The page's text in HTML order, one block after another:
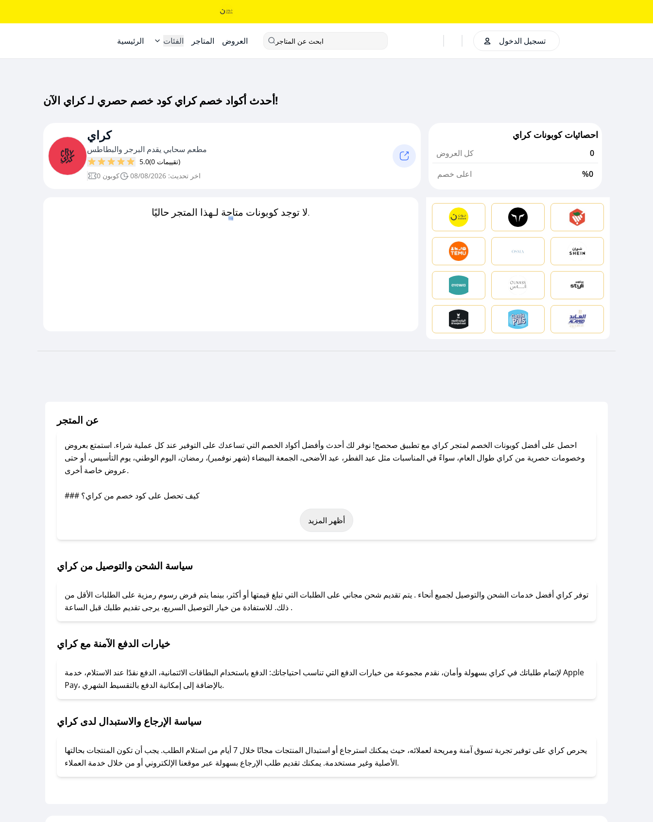
الرئيسية الفئات المتاجر العروض ابحث عن المتاجر تسجيل الدخول
أحدث أكواد خصم كراي كود خصم حصري لـ كراي الآن!
كراي
مطعم سحابي يقدم البرجر والبطاطس
5.0
(0 تقييمات)
0 كوبون
اخر تحديث: 08/08/2026
احصائيات كوبونات كراي
كل العروض
0
اعلى خصم
%0
لا توجد كوبونات متاحة لـهذا المتجر حاليًا.
عن المتجر
احصل على أفضل كوبونات الخصم لمتجر كراي مع تطبيق صحصح! نوفر لك أحدث وأفضل أكواد الخصم التي تساعدك على التوفير عند كل عملية شراء. استمتع بعروض
وخصومات حصرية من كراي طوال العام، سواءً في المناسبات مثل عيد الفطر، عيد الأضحى، الجمعة البيضاء (شهر نوفمبر)، رمضان، اليوم الوطني، يوم التأسيس، أو حتى
عروض خاصة أخرى.
### كيف تحصل على كود خصم من كراي؟
باستخدام تطبيق صحصح، يمكنك العثور بسهولة على كود خصم كراي. وفي حال عدم توفر الكوبون، تواصل معنا عبر تويتر أو البريد الإلكتروني لإضافته بسرعة.
لا تقلق! يمكنك التواصل مع فريق دعم صحصح عبر الرسائل الخاصة على تويتر أو البريد الإلكتروني، وسنقوم بحل المشكلة في أسرع وقت ممكن.
### ماذا أفعل إذا لم أجد كود خصم لمتجري المفضل؟
للحصول على كوبونات وخصومات حصرية، قم بما يلي:
- اضغط على أيقونة متابعة لمتجر كراي في تطبيق صحصح.
- تابع حسابنا الرسمي على تويتر وقم بتفعيل زر التنبيهات.
أظهر المزيد
سياسة الشحن والتوصيل من كراي
توفر كراي أفضل خدمات الشحن والتوصيل لجميع أنحاء . يتم تقديم شحن مجاني على الطلبات التي تبلغ قيمتها أو أكثر، بينما يتم فرض رسوم رمزية على الطلبات الأقل من
ذلك. للاستفادة من خيار التوصيل السريع، يرجى تقديم طلبك قبل الساعة .
خيارات الدفع الآمنة مع كراي
لإتمام طلباتك في كراي بسهولة وأمان، نقدم مجموعة من خيارات الدفع التي تناسب احتياجاتك: الدفع باستخدام البطاقات الائتمانية، الدفع نقدًا عند الاستلام، خدمة Apple
Pay، بالإضافة إلى إمكانية الدفع بالتقسيط الشهري.
سياسة الإرجاع والاستبدال لدى كراي
يحرص كراي على توفير تجربة تسوق آمنة ومريحة لعملائه، حيث يمكنك استرجاع أو استبدال المنتجات مجانًا خلال 7 أيام من استلام الطلب. يجب أن تكون المنتجات بحالتها
الأصلية وغير مستخدمة. يمكنك تقديم طلب الإرجاع بسهولة عبر موقعنا الإلكتروني أو من خلال خدمة العملاء.